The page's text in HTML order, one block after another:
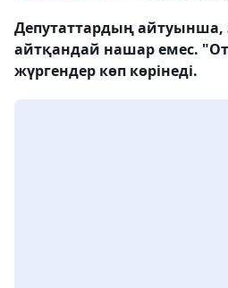
Депутаттардың айтуынша,
айтқандай нашар емес.
жүргендер көп көрінеді.